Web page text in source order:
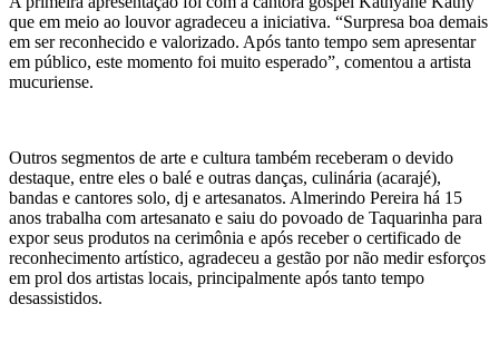
que em meio ao louvor agradeceu a iniciativa. “Surpresa boa demais
em ser reconhecido e valorizado. Após tanto tempo sem apresentar
em público, este momento foi muito esperado”, comentou a artista
mucuriense.
Outros segmentos de arte e cultura também receberam o devido
destaque, entre eles o balé e outras danças, culinária (acarajé),
bandas e cantores solo, dj e artesanatos. Almerindo Pereira há 15
anos trabalha com artesanato e saiu do povoado de Taquarinha para
expor seus produtos na cerimônia e após receber o certificado de
reconhecimento artístico, agradeceu a gestão por não medir esforços
em prol dos artistas locais, principalmente após tanto tempo
desassistidos.